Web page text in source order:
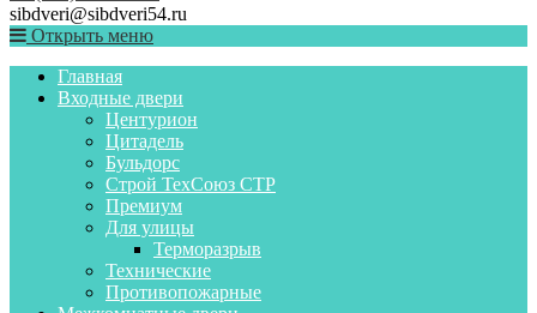
sibdveri@sibdveri54.ru
Открыть меню
Главная
Входные двери
Центурион
Цитадель
Бульдорс
Строй ТехСоюз СТР
Премиум
Для улицы
Терморазрыв
Технические
Противопожарные